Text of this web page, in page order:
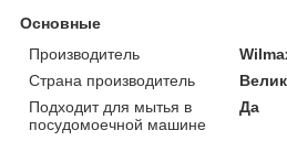
Основные
Производитель
Страна производитель
Подходит для мытья в
посудомоечной машине
Да